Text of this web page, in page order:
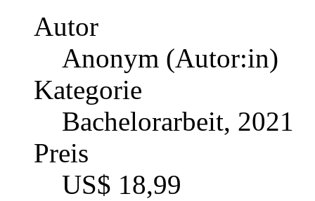
Autor
Anonym (Autor:in)
Kategorie
Bachelorarbeit, 2021
Preis
US$ 18,99